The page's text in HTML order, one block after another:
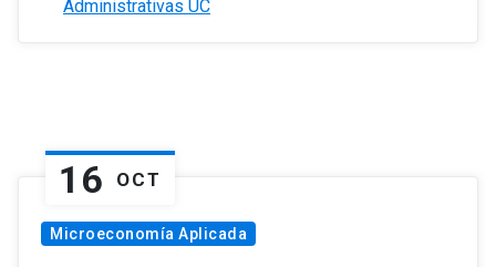
Administrativas UC
16 OCT
Microeconomía Aplicada